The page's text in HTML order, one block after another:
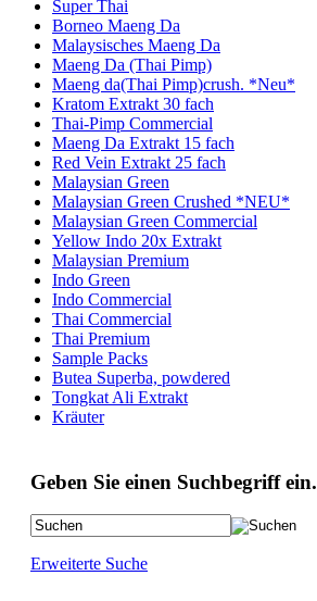
Super Thai
Borneo Maeng Da
Malaysisches Maeng Da
Maeng Da (Thai Pimp)
Maeng da(Thai Pimp)crush. *Neu*
Kratom Extrakt 30 fach
Thai-Pimp Commercial
Maeng Da Extrakt 15 fach
Red Vein Extrakt 25 fach
Malaysian Green
Malaysian Green Crushed *NEU*
Malaysian Green Commercial
Yellow Indo 20x Extrakt
Malaysian Premium
Indo Green
Indo Commercial
Thai Commercial
Thai Premium
Sample Packs
Butea Superba, powdered
Tongkat Ali Extrakt
Kräuter
Geben Sie einen Suchbegriff ein.
Erweiterte Suche